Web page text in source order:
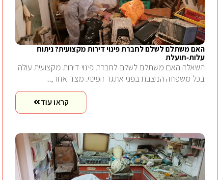
האם משתלם לשלם לחברת פינוי דירות מקצועית? ניתוח
עלות-תועלת
השאלה האם משתלם לשלם לחברת פינוי דירות מקצועית עולה
בכל משפחה הניצבת בפני אתגר הפינוי. מצד אחד,..
קראו עוד